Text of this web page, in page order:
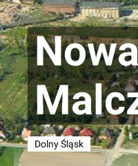
Dolny Śląsk